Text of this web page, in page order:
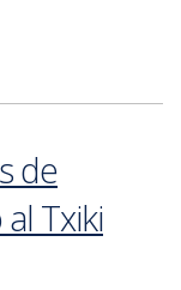
de
Txiki